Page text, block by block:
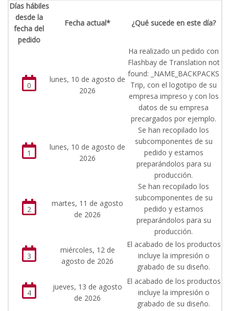
Días hábiles
desde la
fecha del
pedido
Fecha actual* ¿Qué sucede en este día?
0
lunes, 10 de agosto de
2026
Ha realizado un pedido con
Flashbay de Translation not
found: _NAME_BACKPACKS
Trip, con el logotipo de su
empresa impreso y con los
datos de su empresa
precargados por ejemplo.
1
lunes, 10 de agosto de
2026
Se han recopilado los
subcomponentes de su
pedido y estamos
preparándolos para su
producción.
2
martes, 11 de agosto
de 2026
Se han recopilado los
subcomponentes de su
pedido y estamos
preparándolos para su
producción.
3
miércoles, 12 de
agosto de 2026
El acabado de los productos
incluye la impresión o
grabado de su diseño.
4
jueves, 13 de agosto
de 2026
El acabado de los productos
incluye la impresión o
grabado de su diseño.